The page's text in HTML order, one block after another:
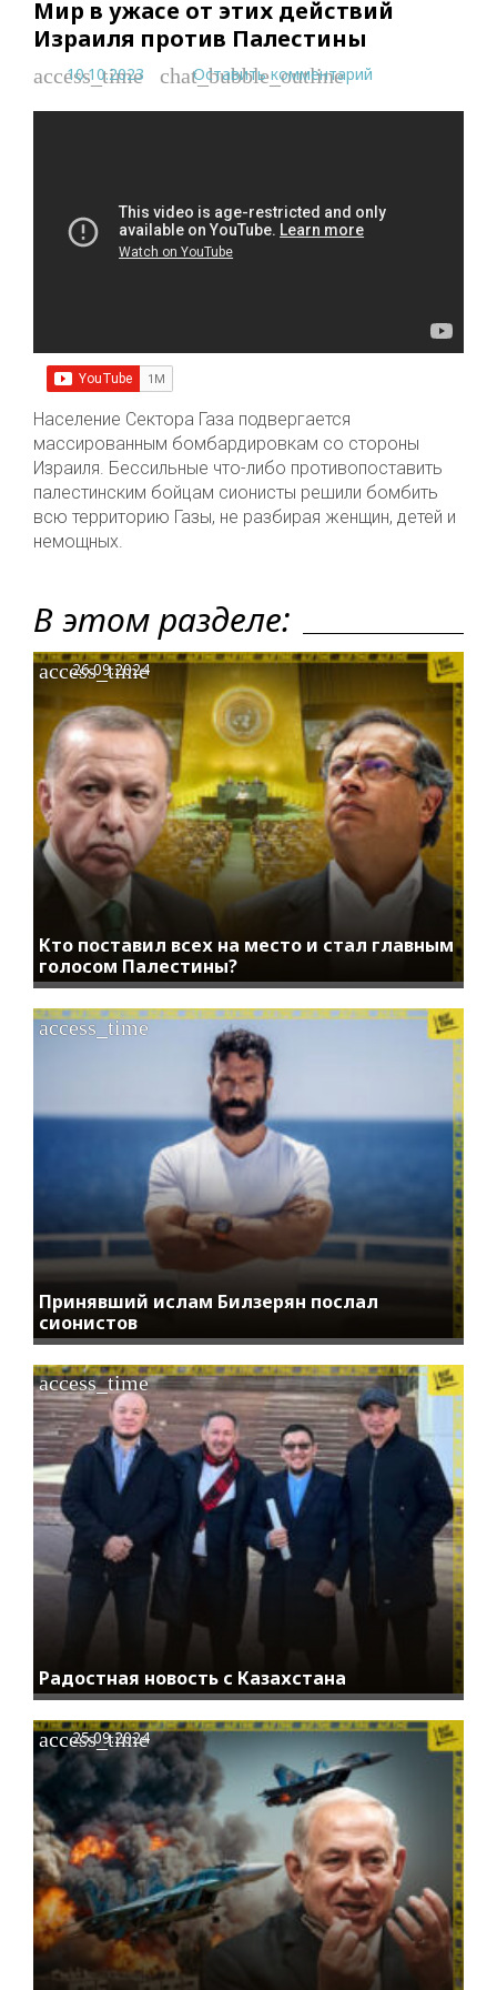
Мир в ужасе от этих действий
Израиля против Палестины
access_time
10.10.2023 chat_bubble_outline
Оставить комментарий
Население Сектора Газа подвергается
массированным бомбардировкам со стороны
Израиля. Бессильные что-либо противопоставить
палестинским бойцам сионисты решили бомбить
всю территорию Газы, не разбирая женщин, детей и
немощных.
В этом разделе:
Кто поставил всех на место и стал главным
голосом Палестины?
access_time
26.09.2024
Принявший ислам Билзерян послал
сионистов
access_time
Радостная новость с Казахстана
access_time
access_time
25.09.2024